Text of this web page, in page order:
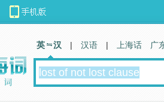
英 汉 | 汉语 | 上海话 广